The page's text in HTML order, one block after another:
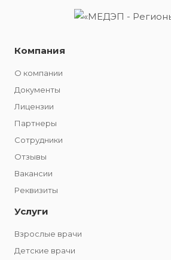
Компания
О компании
Документы
Лицензии
Партнеры
Сотрудники
Отзывы
Вакансии
Реквизиты
Услуги
Взрослые врачи
Детские врачи